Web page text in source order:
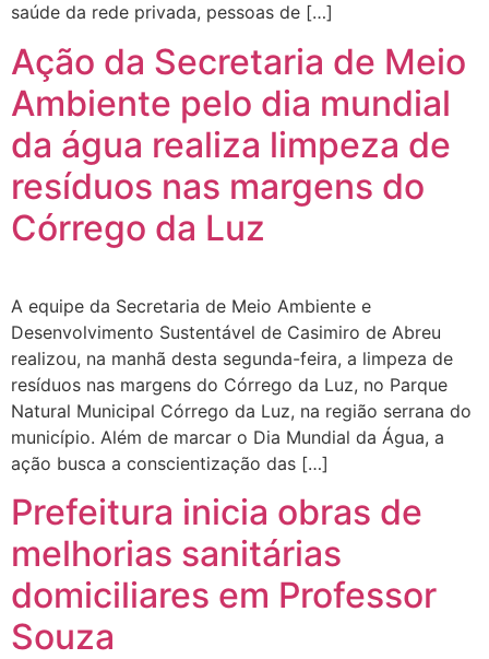
saúde da rede privada, pessoas de […]
Ação da Secretaria de Meio
Ambiente pelo dia mundial
da água realiza limpeza de
resíduos nas margens do
Córrego da Luz
A equipe da Secretaria de Meio Ambiente e
Desenvolvimento Sustentável de Casimiro de Abreu
realizou, na manhã desta segunda-feira, a limpeza de
resíduos nas margens do Córrego da Luz, no Parque
Natural Municipal Córrego da Luz, na região serrana do
município. Além de marcar o Dia Mundial da Água, a
ação busca a conscientização das […]
Prefeitura inicia obras de
melhorias sanitárias
domiciliares em Professor
Souza